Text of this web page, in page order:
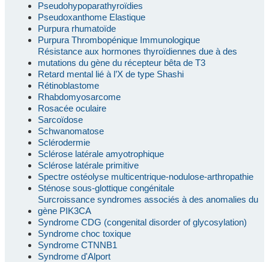
Pseudohypoparathyroïdies
Pseudoxanthome Elastique
Purpura rhumatoïde
Purpura Thrombopénique Immunologique
Résistance aux hormones thyroïdiennes due à des
mutations du gène du récepteur bêta de T3
Retard mental lié à l’X de type Shashi
Rétinoblastome
Rhabdomyosarcome
Rosacée oculaire
Sarcoïdose
Schwanomatose
Sclérodermie
Sclérose latérale amyotrophique
Sclérose latérale primitive
Spectre ostéolyse multicentrique-nodulose-arthropathie
Sténose sous-glottique congénitale
Surcroissance syndromes associés à des anomalies du
gène PIK3CA
Syndrome CDG (congenital disorder of glycosylation)
Syndrome choc toxique
Syndrome CTNNB1
Syndrome d'Alport